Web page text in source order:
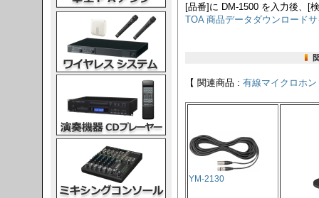
[品番]に DM-1500 を入力後、[
TOA 商品データダウンロード
【 関連商品 : 有線マイクロホン
YM-2130